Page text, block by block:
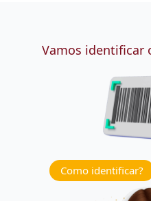
Vamos identificar
Como identificar?